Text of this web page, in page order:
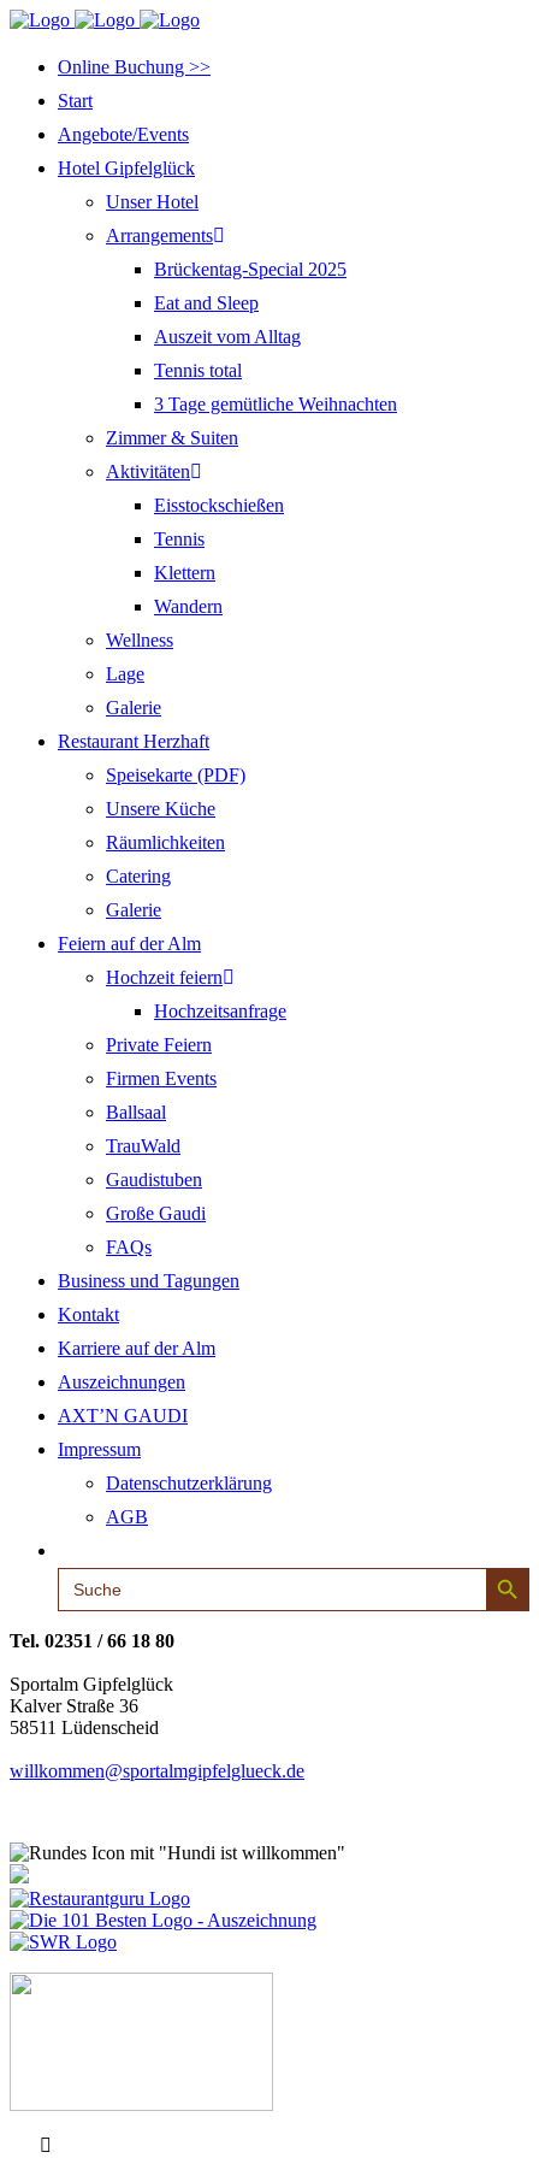
Online Buchung >>
Start
Angebote/Events
Hotel Gipfelglück
Unser Hotel
Arrangements
Brückentag-Special 2025
Eat and Sleep
Auszeit vom Alltag
Tennis total
3 Tage gemütliche Weihnachten
Zimmer & Suiten
Aktivitäten
Eisstockschießen
Tennis
Klettern
Wandern
Wellness
Lage
Galerie
Restaurant Herzhaft
Speisekarte (PDF)
Unsere Küche
Räumlichkeiten
Catering
Galerie
Feiern auf der Alm
Hochzeit feiern
Hochzeitsanfrage
Private Feiern
Firmen Events
Ballsaal
TrauWald
Gaudistuben
Große Gaudi
FAQs
Business und Tagungen
Kontakt
Karriere auf der Alm
Auszeichnungen
AXT’N GAUDI
Impressum
Datenschutzerklärung
AGB
Search
for:
Search Button
Tel. 02351 / 66 18 80
Sportalm Gipfelglück
Kalver Straße 36
58511 Lüdenscheid
willkommen@sportalmgipfelglueck.de